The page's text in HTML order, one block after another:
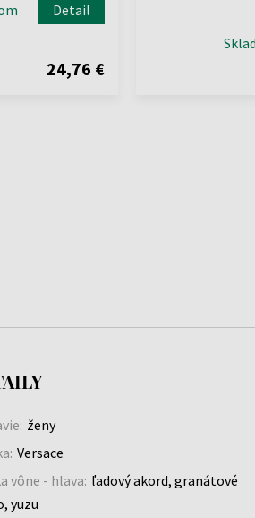
Detail
24,76 €
ženy
Versace
vône - hlava: ľadový akord, granátové
yuzu